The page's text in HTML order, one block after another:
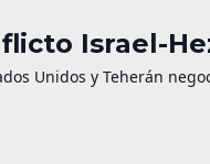
Israel-
Unidos y Teherán